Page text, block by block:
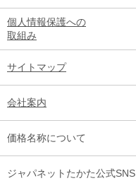
個人情報保護への
取組み
サイトマップ
会社案内
価格名称について
ジャパネットたかた公式SNS